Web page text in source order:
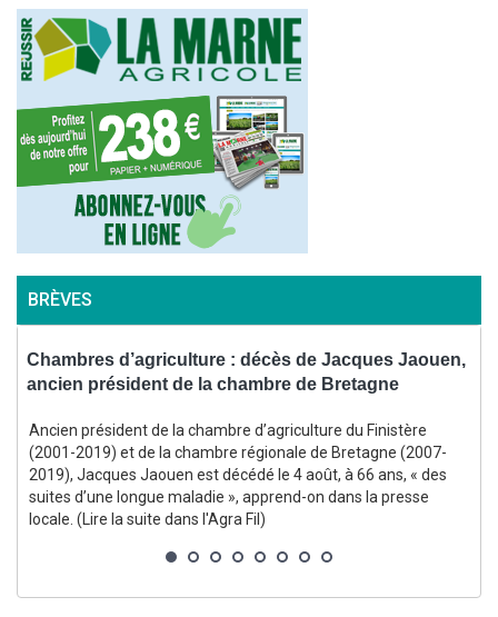
BRÈVES
Chambres d’agriculture : décès de Jacques Jaouen,
ancien président de la chambre de Bretagne
Ancien président de la chambre d’agriculture du Finistère
(2001-2019) et de la chambre régionale de Bretagne (2007-
2019), Jacques Jaouen est décédé le 4 août, à 66 ans, « des
suites d’une longue maladie », apprend-on dans la presse
locale. (Lire la suite dans l'Agra Fil)